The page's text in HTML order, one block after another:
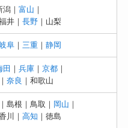
潟｜ 富山 ｜
福井｜長野 ｜山梨
阜 ｜ 三重 ｜静岡
田 ｜ 兵庫｜ 京都｜
｜奈良 ｜和歌山
島根｜鳥取｜ 岡山 ｜
川｜高知 ｜徳島